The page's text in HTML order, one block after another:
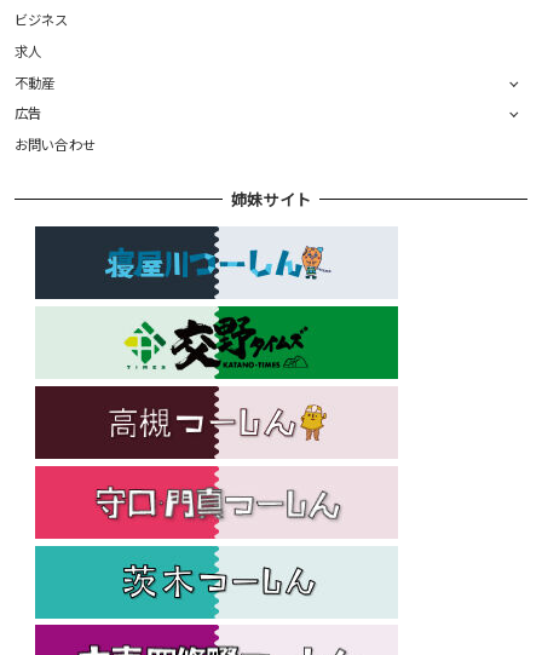
ビジネス
求人
不動産
広告
お問い合わせ
姉妹サイト